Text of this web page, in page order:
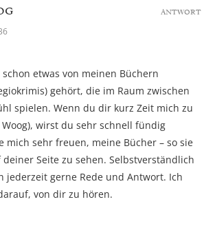
etwas von meinen Büchern
gehört, die im Raum zwischen
spielen. Wenn du dir kurz Zeit mich zu
wirst du sehr schnell fündig
mich sehr freuen, meine Bücher – so sie
Seite zu sehen. Selbstverständlich
jederzeit gerne Rede und Antwort. Ich
von dir zu hören.
ANTWORT